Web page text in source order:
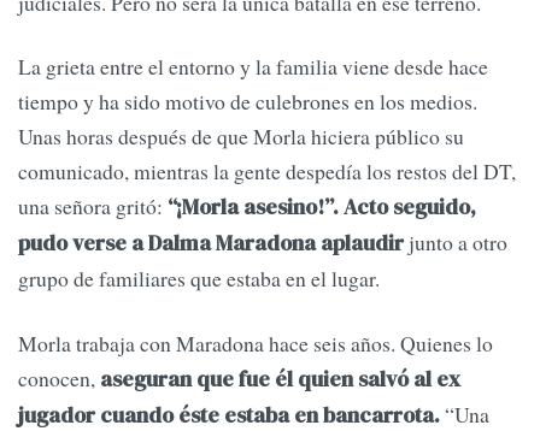
La grieta entre el entorno y la familia viene desde hace
tiempo y ha sido motivo de culebrones en los medios.
Unas horas después de que Morla hiciera público su
comunicado, mientras la gente despedía los restos del DT,
una señora gritó: “¡Morla asesino!”. Acto seguido,
pudo verse a Dalma Maradona aplaudir junto a otro
grupo de familiares que estaba en el lugar.
Morla trabaja con Maradona hace seis años. Quienes lo
conocen, aseguran que fue él quien salvó al ex
jugador cuando éste estaba en bancarrota.“Una